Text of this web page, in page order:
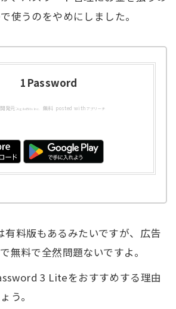
使うのをやめにしました。
1Password
開発元:AgileBits Inc. 無料 posted with アプリーチ
料版もあるみたいですが、広告
無料で全然問題ないですよ。
3 Liteをおすすめする理由
う。